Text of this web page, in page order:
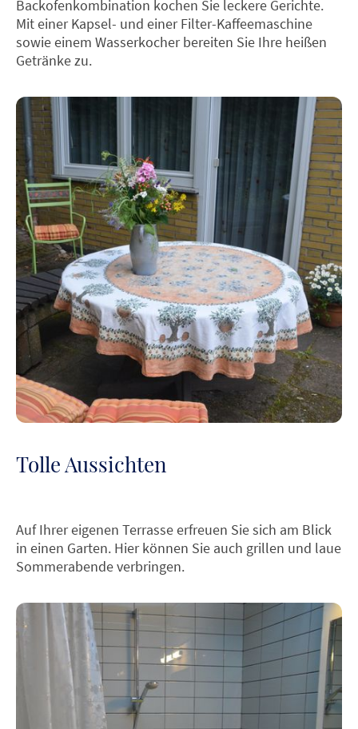
Backofenkombination kochen Sie leckere Gerichte.
Mit einer Kapsel- und einer Filter-Kaffeemaschine
sowie einem Wasserkocher bereiten Sie Ihre heißen
Getränke zu.
Tolle Aussichten
Auf Ihrer eigenen Terrasse erfreuen Sie sich am Blick
in einen Garten. Hier können Sie auch grillen und laue
Sommerabende verbringen.